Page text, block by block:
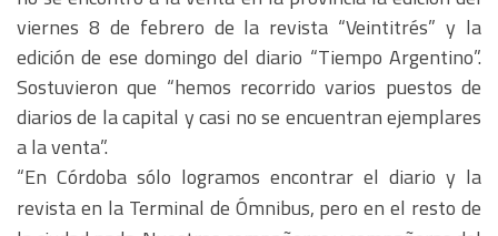
viernes 8 de febrero de la revista “Veintitrés” y la
edición de ese domingo del diario “Tiempo Argentino”.
Sostuvieron que “hemos recorrido varios puestos de
diarios de la capital y casi no se encuentran ejemplares
a la venta”.
“En Córdoba sólo logramos encontrar el diario y la
revista en la Terminal de Ómnibus, pero en el resto de